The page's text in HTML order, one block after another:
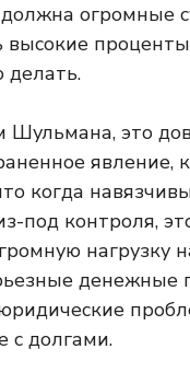
огромные
высокие
делать.
Шульмана, это
явление,
когда
под контроля,
нагрузку
денежные
с долгами.